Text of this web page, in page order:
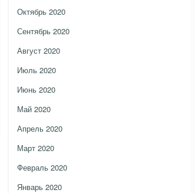
Октябрь 2020
Сентябрь 2020
Август 2020
Июль 2020
Июнь 2020
Май 2020
Апрель 2020
Март 2020
Февраль 2020
Январь 2020